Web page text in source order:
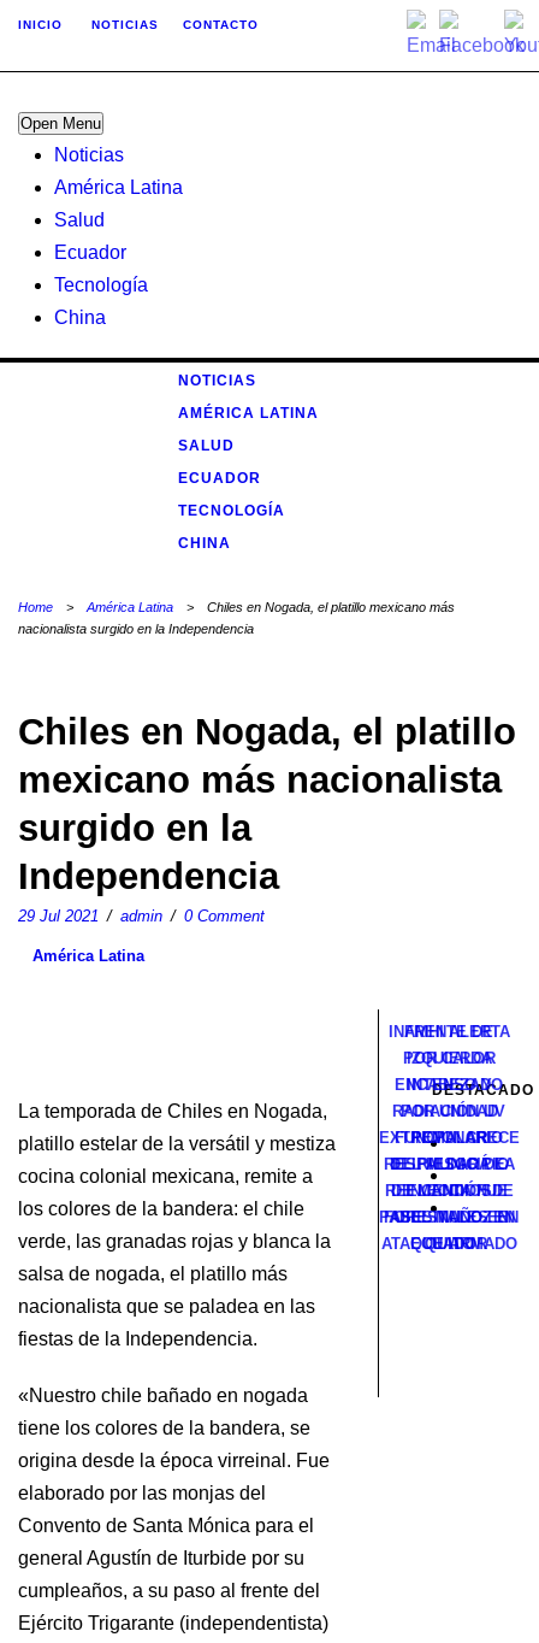
INICIO NOTICIAS CONTACTO
Open Menu
Noticias
América Latina
Salud
Ecuador
Tecnología
China
NOTICIAS
AMÉRICA LATINA
SALUD
ECUADOR
TECNOLOGÍA
CHINA
Home > América Latina >
Chiles en Nogada, el platillo mexicano más
nacionalista surgido en la Independencia
Chiles en Nogada, el platillo
mexicano más nacionalista
surgido en la
Independencia
29 Jul 2021 / admin / 0 Comment
América Latina
La temporada de Chiles en Nogada,
platillo estelar de la versátil y mestiza
cocina colonial mexicana, remite a
los colores de la bandera: el chile
verde, las granadas rojas y blanca la
salsa de nogada, el platillo más
nacionalista que se paladea en las
fiestas de la Independencia.
«Nuestro chile bañado en nogada
tiene los colores de la bandera, se
origina desde la época virreinal. Fue
elaborado por las monjas del
Convento de Santa Mónica para el
general Agustín de Iturbide por su
cumpleaños, a su paso al frente del
Ejército Trigarante (independentista)
DESTACADO
INAMHI ALERTA
POR CALOR
INTENSO Y
RADIACIÓN UV
EXTREMA: CRECE
EL RIESGO DE
INCENDIOS
FORESTALES EN
ECUADOR
FUNCIONARIO
DEL MUNICIPIO
DE MANTA FUE
ASESINADO EN
ATAQUE ARMADO
FRENTE DE
IZQUIERDA
ENCABEZADO
POR UNIDAD
POPULAR
RESPALDARÁ LA
REELECCIÓN DE
PABEL MUÑOZ EN
QUITO